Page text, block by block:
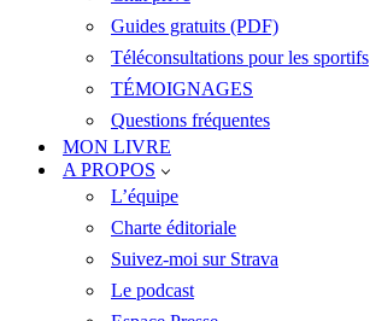
Guides gratuits (PDF)
Téléconsultations pour les sportifs
TÉMOIGNAGES
Questions fréquentes
MON LIVRE
A PROPOS
L’équipe
Charte éditoriale
Suivez-moi sur Strava
Le podcast